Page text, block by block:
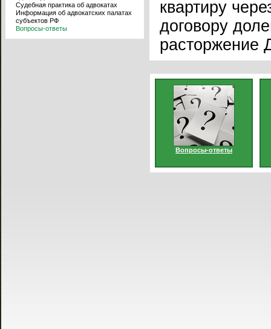
Судебная практика об адвокатах
Информация об адвокатских палатах
субъектов РФ
Вопросы-ответы
квартиру
договору
расторжение
Вопросы-ответы